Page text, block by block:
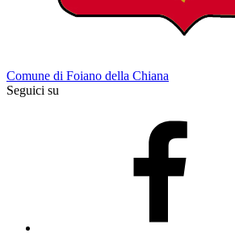
Comune di Foiano della Chiana
Seguici su